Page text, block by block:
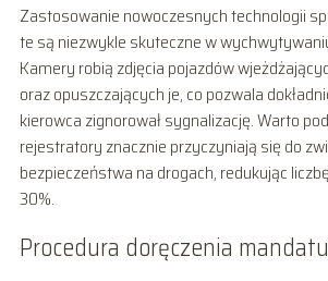
Zastosowanie nowoczesnych technologii
te są niezwykle skuteczne w
Kamery robią zdjęcia pojazdów
oraz opuszczających je, co pozwala
kierowca zignorował sygnalizację. Warto
rejestratory znacznie przyczyniają się do
bezpieczeństwa na drogach, redukując
30%.
Procedura doręczenia mandatu